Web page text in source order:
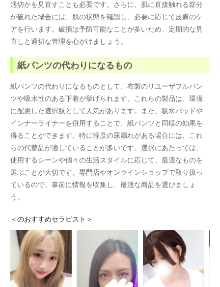
適切かを見直すことも必要です。さらに、肌に直接触れる部分
が破れた場合には、肌の状態を確認し、必要に応じて皮膚のケ
アを行います。破損は予防可能なことが多いため、定期的な見
直しと適切な管理を心がけましょう。
紙パンツの代わりになるもの
紙パンツの代わりになるものとして、布製のリユーザブルパン
ツや吸水性のある下着が挙げられます。これらの製品は、環境
に配慮した選択肢として人気があります。また、吸水パッドや
インナーライナーを併用することで、紙パンツと同様の効果を
得ることができます。特に軽度の尿漏れがある場合には、これ
らの代替品が適していることが多いです。選択にあたっては、
使用するシーンや個々の生活スタイルに応じて、最適なものを
選ぶことが大切です。専門店やオンラインショップで取り扱っ
ているので、事前に情報を収集し、最適な商品を選びましょ
う。
＜のおすすめセラピスト＞